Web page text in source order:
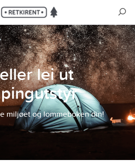
lei ut
miljøet og lommeboken din!